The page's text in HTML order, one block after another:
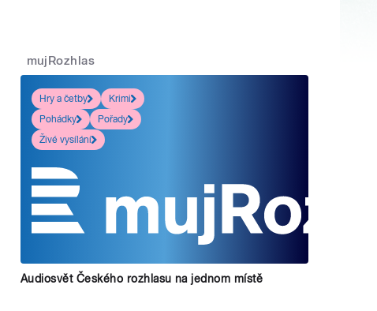
mujRozhlas
Hry a četby
Krimi
Pohádky
Pořady
Živé vysílání
Audiosvět Českého rozhlasu na jednom místě